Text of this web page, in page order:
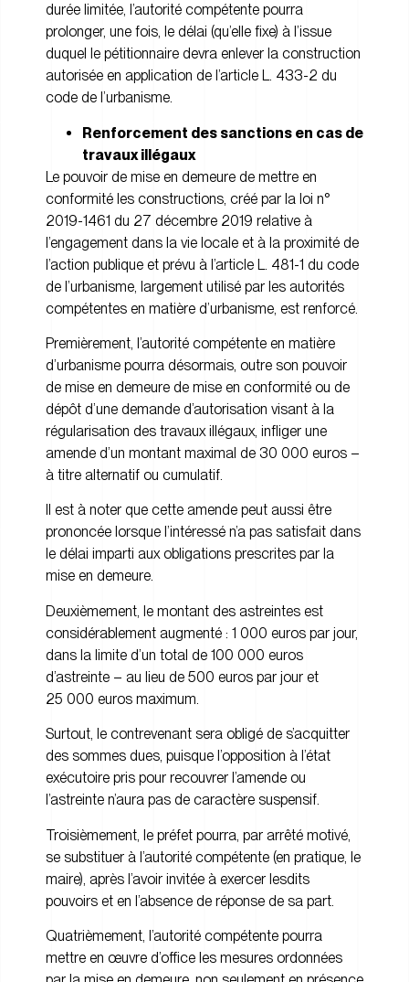
durée limitée, l’autorité compétente pourra
prolonger, une fois, le délai (qu’elle fixe) à l’issue
duquel le pétitionnaire devra enlever la construction
autorisée en application de l’article L. 433-2 du
code de l’urbanisme.
Renforcement des sanctions en cas de
travaux illégaux
Le pouvoir de mise en demeure de mettre en
conformité les constructions, créé par la loi n°
2019-1461 du 27 décembre 2019 relative à
l’engagement dans la vie locale et à la proximité de
l’action publique et prévu à l’article L. 481-1 du code
de l’urbanisme, largement utilisé par les autorités
compétentes en matière d’urbanisme, est renforcé.
Premièrement, l’autorité compétente en matière
d’urbanisme pourra désormais, outre son pouvoir
de mise en demeure de mise en conformité ou de
dépôt d’une demande d’autorisation visant à la
régularisation des travaux illégaux, infliger une
amende d’un montant maximal de 30 000 euros –
à titre alternatif ou cumulatif.
Il est à noter que cette amende peut aussi être
prononcée lorsque l’intéressé n’a pas satisfait dans
le délai imparti aux obligations prescrites par la
mise en demeure.
Deuxièmement, le montant des astreintes est
considérablement augmenté : 1 000 euros par jour,
dans la limite d’un total de 100 000 euros
d’astreinte – au lieu de 500 euros par jour et
25 000 euros maximum.
Surtout, le contrevenant sera obligé de s’acquitter
des sommes dues, puisque l’opposition à l’état
exécutoire pris pour recouvrer l’amende ou
l’astreinte n’aura pas de caractère suspensif.
Troisièmement, le préfet pourra, par arrêté motivé,
se substituer à l’autorité compétente (en pratique, le
maire), après l’avoir invitée à exercer lesdits
pouvoirs et en l’absence de réponse de sa part.
Quatrièmement, l’autorité compétente pourra
mettre en œuvre d’office les mesures ordonnées